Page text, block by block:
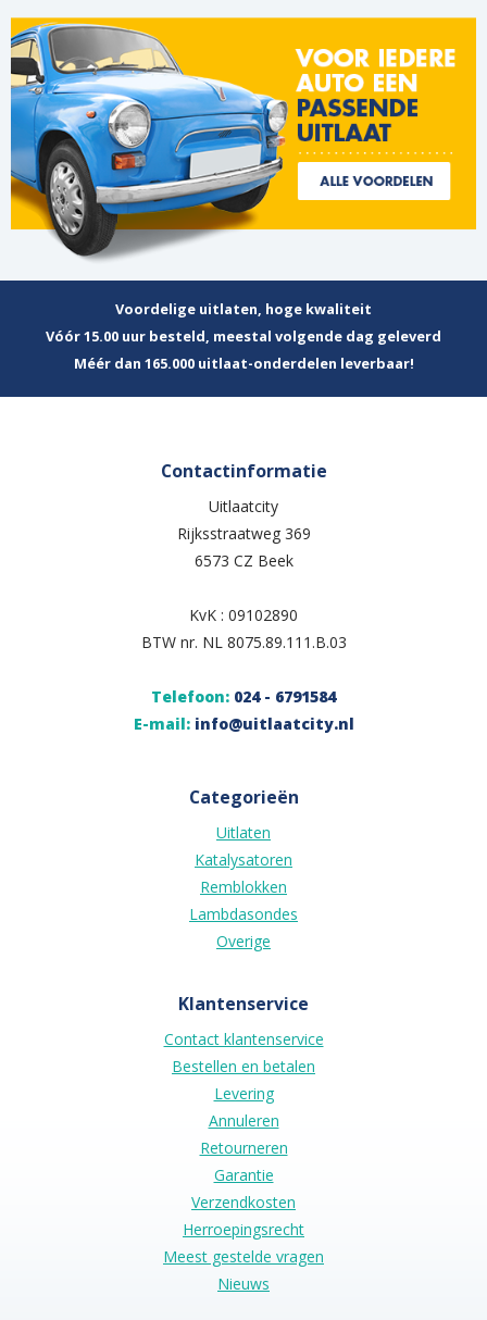
Voordelige uitlaten, hoge kwaliteit
Vóór 15.00 uur besteld, meestal volgende dag geleverd
Méér dan 165.000 uitlaat-onderdelen leverbaar!
Contactinformatie
Uitlaatcity
Rijksstraatweg 369
6573 CZ Beek
KvK : 09102890
BTW nr. NL 8075.89.111.B.03
Telefoon: 024 - 6791584
E-mail: info@uitlaatcity.nl
Categorieën
Uitlaten
Katalysatoren
Remblokken
Lambdasondes
Overige
Klantenservice
Contact klantenservice
Bestellen en betalen
Levering
Annuleren
Retourneren
Garantie
Verzendkosten
Herroepingsrecht
Meest gestelde vragen
Nieuws